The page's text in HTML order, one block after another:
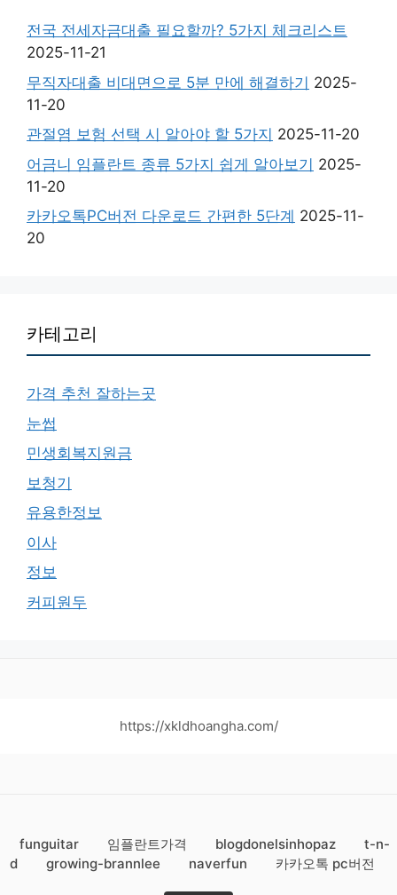
전국 전세자금대출 필요할까? 5가지 체크리스트
2025-11-21
무직자대출 비대면으로 5분 만에 해결하기 2025-
11-20
관절염 보험 선택 시 알아야 할 5가지 2025-11-20
어금니 임플란트 종류 5가지 쉽게 알아보기 2025-
11-20
카카오톡PC버전 다운로드 간편한 5단계 2025-11-
20
카테고리
가격 추천 잘하는곳
눈썹
민생회복지원금
보청기
유용한정보
이사
정보
커피원두
https://xkldhoangha.com/
funguitar 임플란트가격 blogdonelsinhopaz
t-n-
d
growing-brannlee naverfun 카카오톡 pc버전